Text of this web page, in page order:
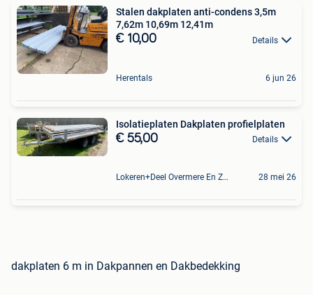
Stalen dakplaten anti-condens 3,5m
7,62m 10,69m 12,41m
€ 10,00 Details
Herentals 6 jun 26
Isolatieplaten Dakplaten profielplaten
€ 55,00 Details
Lokeren+Deel Overmere En Zele 28 mei 26
dakplaten 6 m in Dakpannen en Dakbedekking